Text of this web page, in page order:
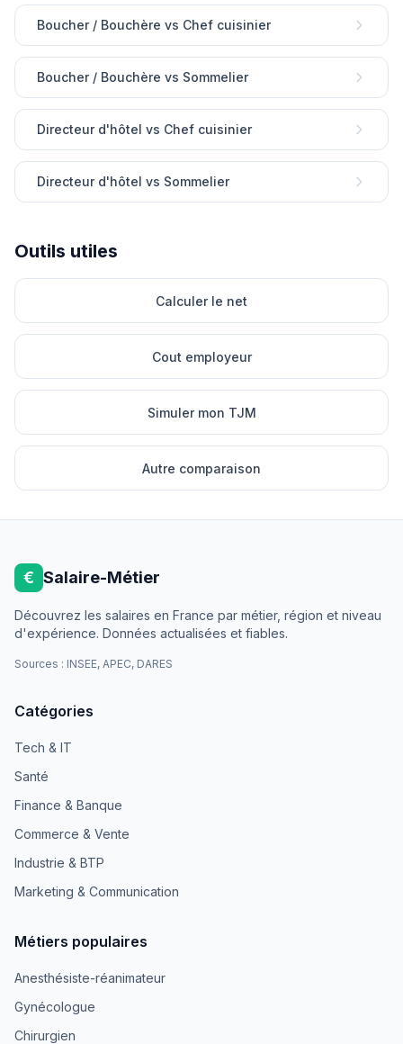
Boucher / Bouchère vs Chef cuisinier
Boucher / Bouchère vs Sommelier
Directeur d'hôtel vs Chef cuisinier
Directeur d'hôtel vs Sommelier
Outils utiles
Calculer le net
Cout employeur
Simuler mon TJM
Autre comparaison
€ Salaire-Métier
Découvrez les salaires en France par métier, région et niveau
d'expérience. Données actualisées et fiables.
Sources : INSEE, APEC, DARES
Catégories
Tech & IT
Santé
Finance & Banque
Commerce & Vente
Industrie & BTP
Marketing & Communication
Métiers populaires
Anesthésiste-réanimateur
Gynécologue
Chirurgien